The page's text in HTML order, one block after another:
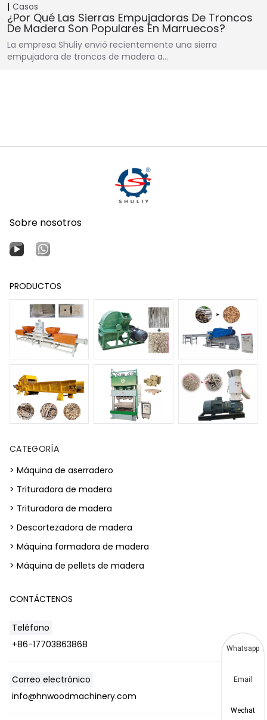
Casos
¿Por Qué Las Sierras Empujadoras De Troncos
De Madera Son Populares En Marruecos?
La empresa Shuliy envió recientemente una sierra
empujadora de troncos de madera a…
Sobre nosotros
PRODUCTOS
CATEGORÍA
> Máquina de aserradero
> Trituradora de madera
> Trituradora de madera
> Descortezadora de madera
> Máquina formadora de madera
> Máquina de pellets de madera
CONTÁCTENOS
Teléfono
+86-17703863868
Correo electrónico
info@hnwoodmachinery.com
Whatsapp
Email
Wechat